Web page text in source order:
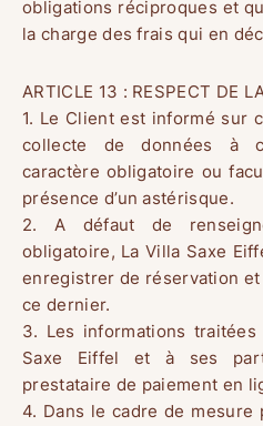
obligations réciproques et
la charge des frais qui en
ARTICLE 13 : RESPECT DE
1. Le Client est informé sur
collecte de données à
caractère obligatoire ou
présence d’un astérisque.
2. A défaut de
obligatoire, La Villa Saxe
enregistrer de réservation
ce dernier.
3. Les informations
Saxe Eiffel et à ses
prestataire de paiement en
4. Dans le cadre de